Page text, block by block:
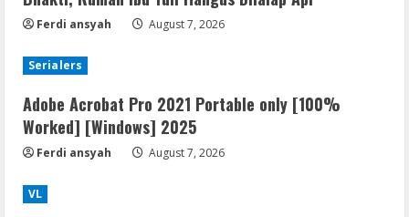
Ferdi ansyah August 7, 2026
Serialers
Adobe Acrobat Pro 2021 Portable only [100%
Worked] [Windows] 2025
Ferdi ansyah August 7, 2026
VL